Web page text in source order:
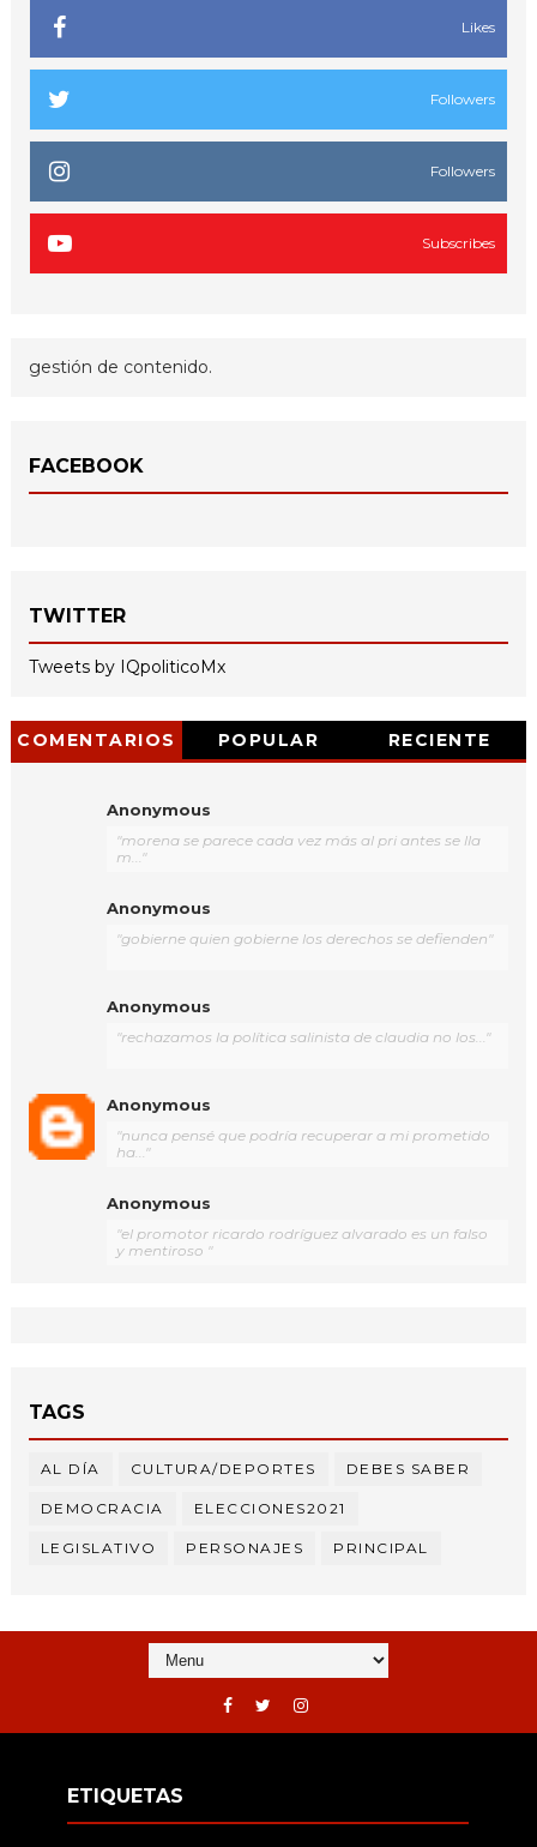
Likes
Followers
Followers
Subscribes
gestión de contenido.
FACEBOOK
TWITTER
Tweets by IQpoliticoMx
COMENTARIOS POPULAR RECIENTE
Anonymous
"morena se parece cada vez más al pri antes se lla
m..."
Anonymous
"gobierne quien gobierne los derechos se defienden"
Anonymous
"rechazamos la política salinista de claudia no los..."
Anonymous
"nunca pensé que podría recuperar a mi prometido
ha..."
Anonymous
"el promotor ricardo rodríguez alvarado es un falso
y mentiroso "
TAGS
AL DÍA CULTURA/DEPORTES DEBES SABER
DEMOCRACIA ELECCIONES2021
LEGISLATIVO PERSONAJES PRINCIPAL
ETIQUETAS